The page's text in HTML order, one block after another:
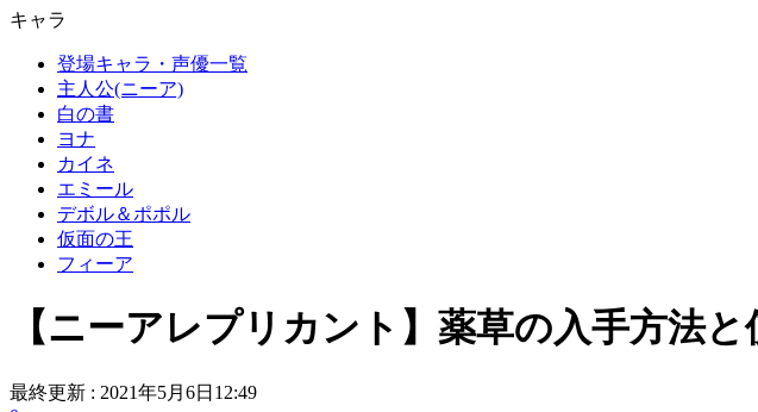
キャラ
登場キャラ・声優一覧
主人公(ニーア)
白の書
ヨナ
カイネ
エミール
デボル＆ポポル
仮面の王
フィーア
【ニーアレプリカント】薬草の入手方法と
最終更新 : 2021年5月6日12:49